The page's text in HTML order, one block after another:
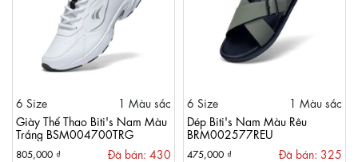
6 Size
1 Màu sắc
Giày Thể Thao Biti's Nam Màu
Trắng BSM004700TRG
805,000 ₫ Đã bán: 430
6 Size
1 Màu sắc
Dép Biti's Nam Màu Rêu
BRM002577REU
475,000 ₫ Đã bán: 325